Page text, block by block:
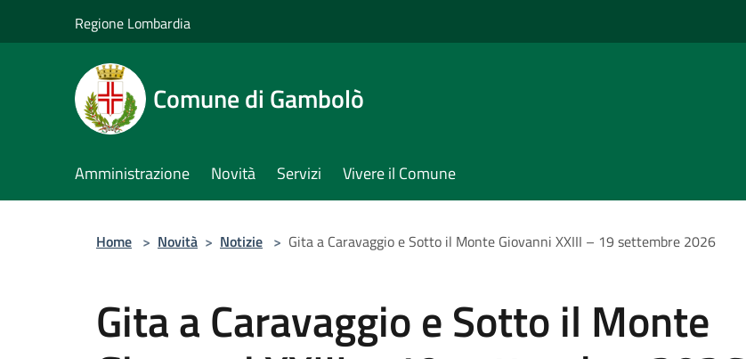
Regione Lombardia
Comune di Gambolò
Amministrazione Novità Servizi Vivere il Comune
Home > Novità > Notizie > Gita a Caravaggio e Sotto il Monte Giovanni XXIII – 19 settembre 2026
Gita a Caravaggio e Sotto il Monte